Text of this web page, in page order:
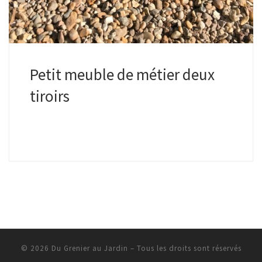
Petit meuble de métier deux
tiroirs
© 2026 Du Grenier au Jardin – Tous les droits sont réservés